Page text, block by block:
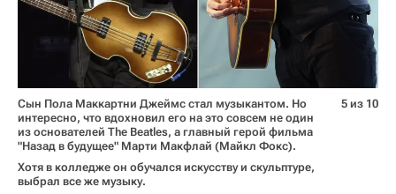
Сын Пола Маккартни Джеймс стал музыкантом. Но
интересно, что вдохновил его на это совсем не один
из основателей The Beatles, а главный герой фильма
"Назад в будущее" Марти Макфлай (Майкл Фокс).
Хотя в колледже он обучался искусству и скульптуре,
выбрал все же музыку.
5 из 10